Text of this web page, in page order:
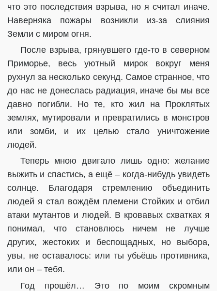
что это последствия взрыва, но я считал иначе.
Наверняка пожары возникли из-за слияния
Земли с миром огня.
После взрыва, грянувшего где-то в северном
Приморье, весь уютный мирок вокруг меня
рухнул за несколько секунд. Самое странное, что
до нас не донеслась радиация, иначе бы мы все
давно погибли. Но те, кто жил на Проклятых
землях, мутировали и превратились в монстров
или зомби, и их целью стало уничтожение
людей.
Теперь мною двигало лишь одно: желание
выжить и спастись, а ещё – когда-нибудь увидеть
солнце. Благодаря стремлению объединить
людей я стал вождём племени Стойких и отбил
атаки мутантов и людей. В кровавых схватках я
понимал, что становлюсь ничем не лучше
других, жестоких и беспощадных, но выбора,
увы, не оставалось: или ты убьёшь противника,
или он – тебя.
Год прошёл… Это по моим скромным